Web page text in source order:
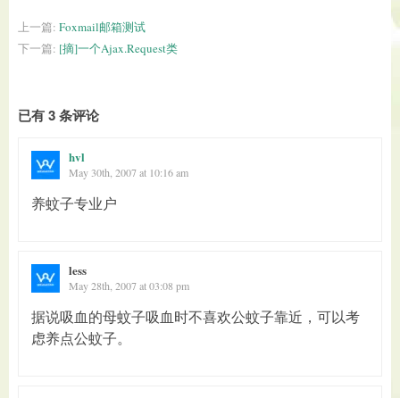
上一篇: Foxmail邮箱测试
下一篇: [摘]一个Ajax.Request类
已有 3 条评论
hvl
May 30th, 2007 at 10:16 am
养蚊子专业户
less
May 28th, 2007 at 03:08 pm
据说吸血的母蚊子吸血时不喜欢公蚊子靠近，可以考
虑养点公蚊子。